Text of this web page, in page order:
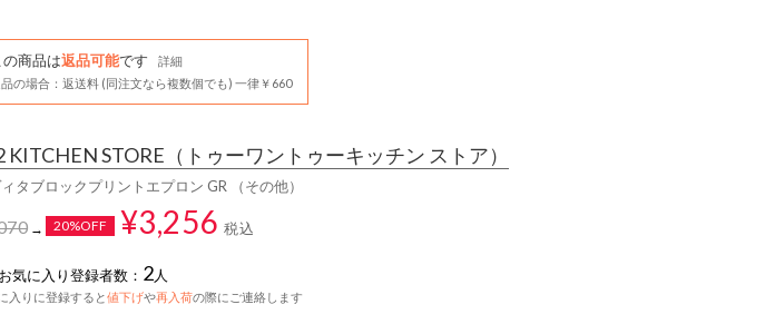
の商品は返品可能です
詳細
の場合：返送料 (同注文なら複数個でも) 一律￥660
KITCHEN STORE （トゥーワントゥーキッチン ストア）
タブロックプリントエプロン GR （その他）
→ 20%OFF ¥3,256 税込
お気に入り登録者数： 2人
入りに登録すると値下げや再入荷の際にご連絡します